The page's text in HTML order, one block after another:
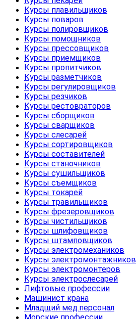
Курсы плавильщиков
Курсы поваров
Курсы полировщиков
Курсы помощников
Курсы прессовщиков
Курсы приемщиков
Курсы пропитчиков
Курсы разметчиков
Курсы регулировщиков
Курсы резчиков
Курсы рестовраторов
Курсы сборщиков
Курсы сварщиков
Курсы слесарей
Курсы сортировщиков
Курсы составителей
Курсы станочников
Курсы сушильщиков
Курсы съемщиков
Курсы токарей
Курсы травильщиков
Курсы фрезеровщиков
Курсы чистильщиков
Курсы шлифовщиков
Курсы штамповщиков
Курсы электромехаников
Курсы электромонтажников
Курсы электромонтеров
Курсы электрослесарей
Лифтовые профессии
Машинист крана
Младщий мед.персонал